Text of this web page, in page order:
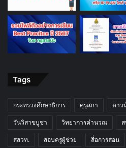
Tags
กระทรวงศึกษาธิการ คุรุสภา ดาว
วันวิสาขบูชา วิทยาการคำนวณ
สสวท. สอบครูผู้ช่วย สื่อการสอน